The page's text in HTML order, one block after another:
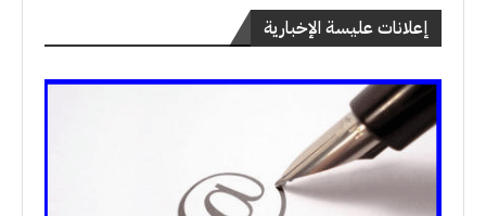
إعلانات عليسة الإخبارية